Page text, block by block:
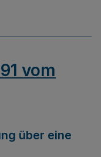
vom
über eine